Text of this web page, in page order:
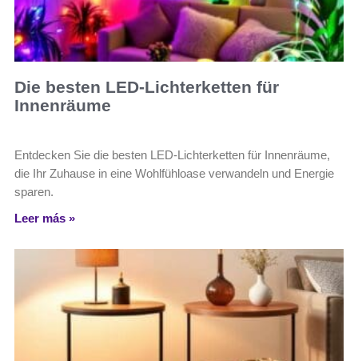
Die besten LED-Lichterketten für
Innenräume
Entdecken Sie die besten LED-Lichterketten für Innenräume,
die Ihr Zuhause in eine Wohlfühloase verwandeln und Energie
sparen.
Leer más »